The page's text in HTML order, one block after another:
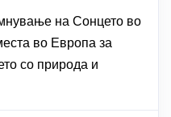
на Сонцето во
во Европа за
со природа и